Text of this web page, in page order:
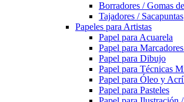
Borradores / Gomas
Tajadores / Sacapuntas
Papeles para Artistas
Papel para Acuarela
Papel para
Papel para Dibujo
Papel para Técnicas
Papel para Óleo y
Papel para Pasteles